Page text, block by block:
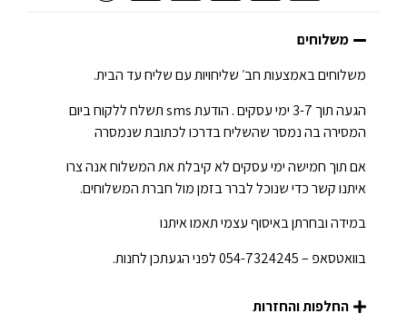
משלוחים
משלוחים באמצעות חב׳ שליחויות עם שליח עד הבית.
הגעה תוך 3-7 ימי עסקים . הודעת sms תשלח ללקוח ביום
המסירה בה נמסר שהשליח בדרכו לכתובת שנמסרה
אם תוך חמישה ימי עסקים לא קיבלת את המשלוח אנה צרו
איתנו קשר כדי שנוכל לברר בזמן מול חברת המשלוחים.
במידה ובחרתן באיסוף עצמי תאמו איתנו
בוואטסאפ – 054-7324245 לפני הגעתכן לחנות.
החלפות והחזרות